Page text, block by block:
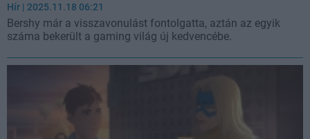
Hír | 2025.11.18 06:21
Bershy már a visszavonulást fontolgatta, aztán az egyik
száma bekerült a gaming világ új kedvencébe.